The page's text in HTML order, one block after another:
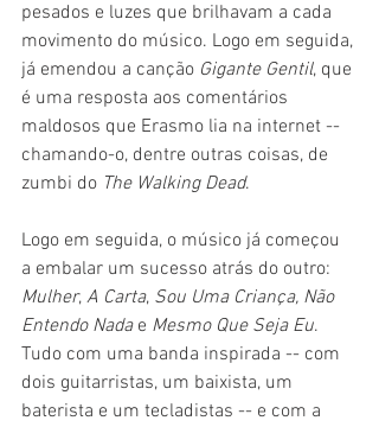
pesados e luzes que brilhavam a cada
movimento do músico. Logo em seguida,
já emendou a canção Gigante Gentil, que
é uma resposta aos comentários
maldosos que Erasmo lia na internet --
chamando-o, dentre outras coisas, de
zumbi do The Walking Dead.
Logo em seguida, o músico já começou
a embalar um sucesso atrás do outro:
Mulher, A Carta, Sou Uma Criança, Não
Entendo Nada e Mesmo Que Seja Eu.
Tudo com uma banda inspirada -- com
dois guitarristas, um baixista, um
baterista e um tecladistas -- e com a